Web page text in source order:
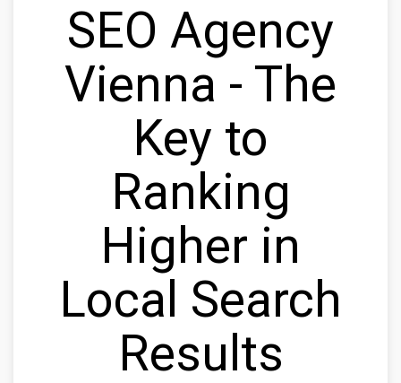
SEO Agency
Vienna - The
Key to
Ranking
Higher in
Local Search
Results